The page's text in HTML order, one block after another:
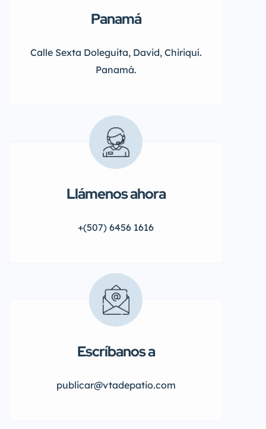
Panamá
Calle Sexta Doleguita, David, Chiriquí.
Panamá.
Llámenos ahora
+(507) 6456 1616
Escríbanos a
publicar@vtadepatio.com